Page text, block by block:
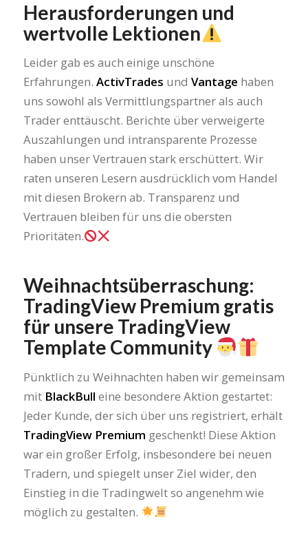
Herausforderungen und
wertvolle Lektionen
Leider gab es auch einige unschöne
Erfahrungen. ActivTrades und Vantage haben
uns sowohl als Vermittlungspartner als auch
Trader enttäuscht. Berichte über verweigerte
Auszahlungen und intransparente Prozesse
haben unser Vertrauen stark erschüttert. Wir
raten unseren Lesern ausdrücklich vom Handel
mit diesen Brokern ab. Transparenz und
Vertrauen bleiben für uns die obersten
Prioritäten.
Weihnachtsüberraschung:
TradingView Premium gratis
für unsere TradingView
Template Community
Pünktlich zu Weihnachten haben wir gemeinsam
mit BlackBull eine besondere Aktion gestartet:
Jeder Kunde, der sich über uns registriert, erhält
TradingView Premium geschenkt! Diese Aktion
war ein großer Erfolg, insbesondere bei neuen
Tradern, und spiegelt unser Ziel wider, den
Einstieg in die Tradingwelt so angenehm wie
möglich zu gestalten.